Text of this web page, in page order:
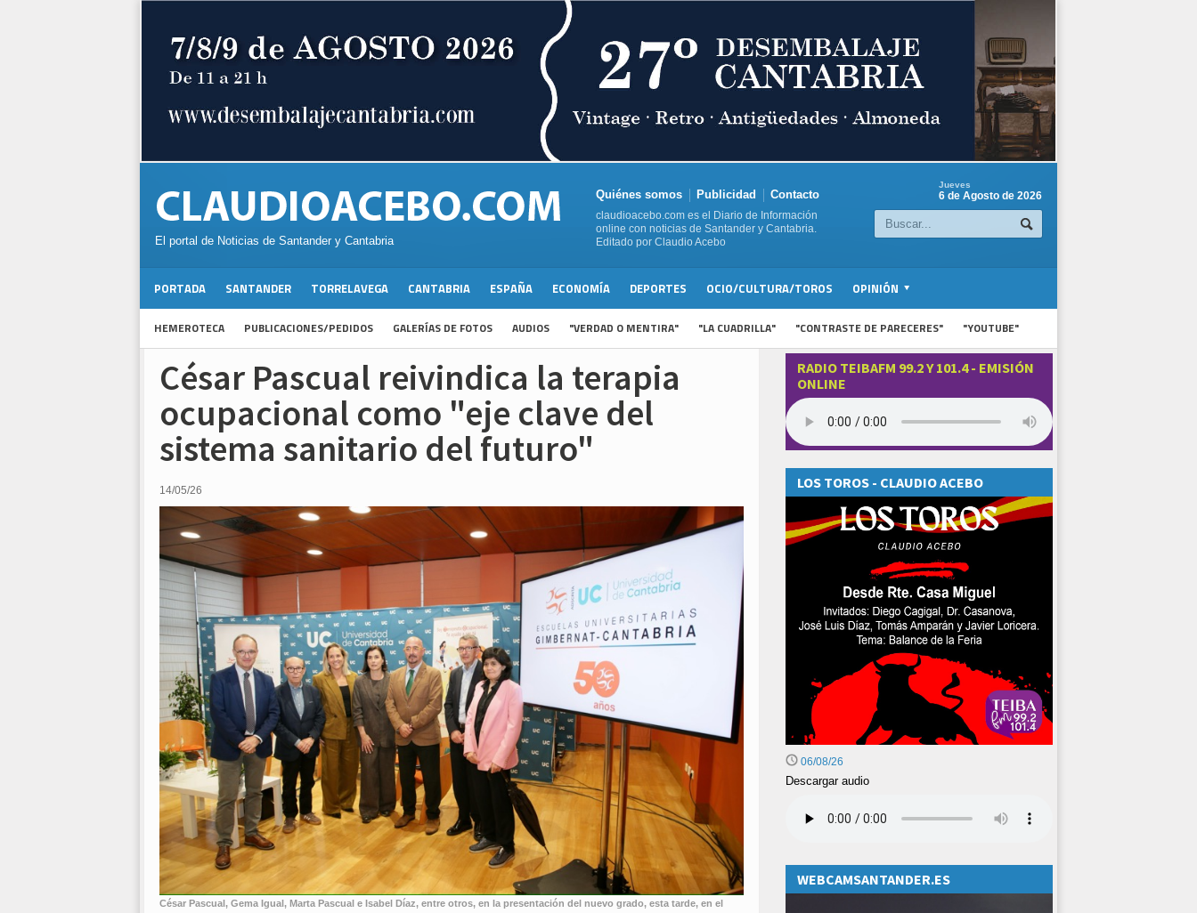
El portal de Noticias de Santander y Cantabria
Quiénes somos Publicidad Contacto
claudioacebo.com es el Diario de Información
online con noticias de Santander y Cantabria.
Editado por Claudio Acebo
Jueves
6 de Agosto de 2026
PORTADA SANTANDER TORRELAVEGA CANTABRIA ESPAÑA ECONOMÍA DEPORTES OCIO/CULTURA/TOROS OPINIÓN
HEMEROTECA PUBLICACIONES/PEDIDOS GALERÍAS DE FOTOS AUDIOS "VERDAD O MENTIRA" "LA CUADRILLA" "CONTRASTE DE PARECERES" "YOUTUBE"
César Pascual reivindica la terapia
ocupacional como "eje clave del
sistema sanitario del futuro"
14/05/26
César Pascual, Gema Igual, Marta Pascual e Isabel Díaz, entre otros, en la presentación del nuevo grado, esta tarde, en el
RADIO TEIBAFM 99.2 Y 101.4 - EMISIÓN
ONLINE
LOS TOROS - CLAUDIO ACEBO
06/08/26
Descargar audio
WEBCAMSANTANDER.ES